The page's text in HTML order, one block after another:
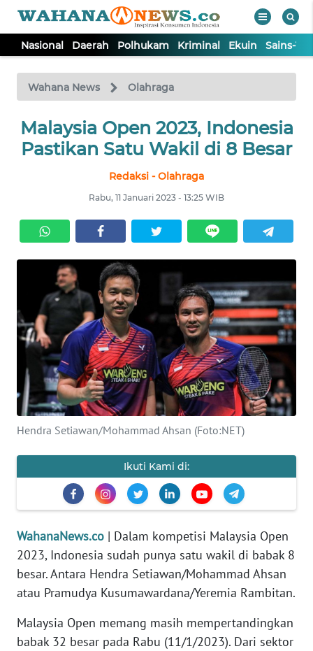
Nasional Daerah Polhukam Kriminal Ekuin Sains-
Wahana News Olahraga
Malaysia Open 2023, Indonesia
Pastikan Satu Wakil di 8 Besar
Redaksi - Olahraga
Rabu, 11 Januari 2023 - 13:25 WIB
Hendra Setiawan/Mohammad Ahsan (Foto:NET)
Ikuti Kami di:
WahanaNews.co | Dalam kompetisi Malaysia Open
2023, Indonesia sudah punya satu wakil di babak 8
besar. Antara Hendra Setiawan/Mohammad Ahsan
atau Pramudya Kusumawardana/Yeremia Rambitan.
Malaysia Open memang masih mempertandingkan
babak 32 besar pada Rabu (11/1/2023). Dari sektor
TV
Tutup
NASIONAL
KRIMINAL
SAINS-TEKNO
KESEHATAN
INTERNASIONAL
SERBA-SERBI
PENDIDIKAN
OPINI
EDITORIAL
Informasi